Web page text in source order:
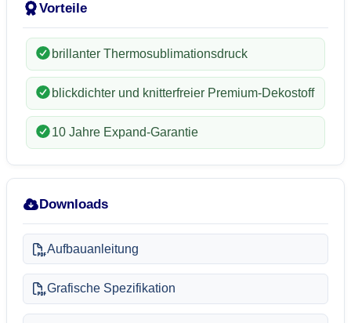
Vorteile
brillanter Thermosublimationsdruck
blickdichter und knitterfreier Premium-Dekostoff
10 Jahre Expand-Garantie
Downloads
Aufbauanleitung
Grafische Spezifikation